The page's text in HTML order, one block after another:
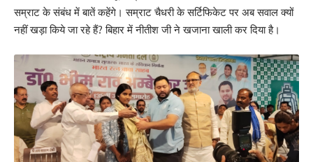
सम्राट के संबंध में बातें कहेंगे। सम्राट चैधरी के सर्टिफिकेट पर अब सवाल क्यों
नहीं खड़ा किये जा रहे हैं? बिहार में नीतीश जी ने खजाना खाली कर दिया है।